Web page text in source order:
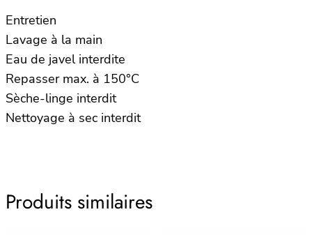
Entretien
Lavage à la main
Eau de javel interdite
Repasser max. à 150°C
Sèche-linge interdit
Nettoyage à sec interdit
Produits similaires